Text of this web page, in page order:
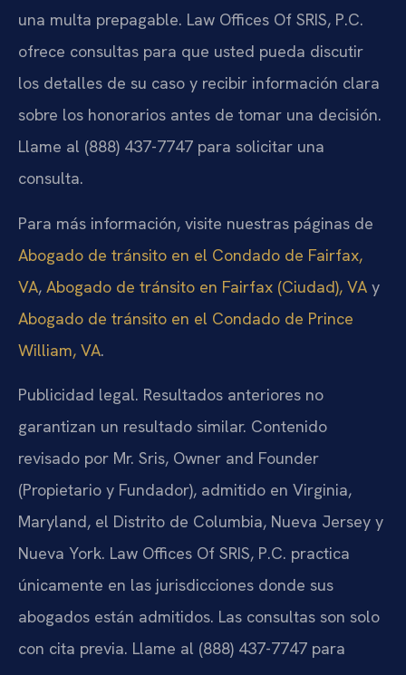
una multa prepagable. Law Offices Of SRIS, P.C.
ofrece consultas para que usted pueda discutir
los detalles de su caso y recibir información clara
sobre los honorarios antes de tomar una decisión.
Llame al (888) 437-7747 para solicitar una
consulta.
Para más información, visite nuestras páginas de
Abogado de tránsito en el Condado de Fairfax,
VA, Abogado de tránsito en Fairfax (Ciudad), VA y
Abogado de tránsito en el Condado de Prince
William, VA.
Publicidad legal. Resultados anteriores no
garantizan un resultado similar. Contenido
revisado por Mr. Sris, Owner and Founder
(Propietario y Fundador), admitido en Virginia,
Maryland, el Distrito de Columbia, Nueva Jersey y
Nueva York. Law Offices Of SRIS, P.C. practica
únicamente en las jurisdicciones donde sus
abogados están admitidos. Las consultas son solo
con cita previa. Llame al (888) 437-7747 para